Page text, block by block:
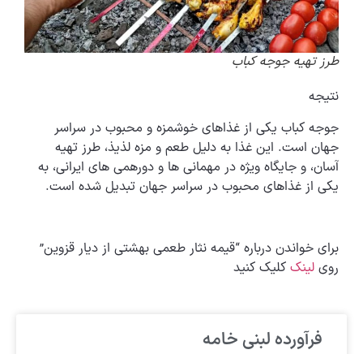
طرز تهیه جوجه کباب
نتیجه
جوجه کباب یکی از غذاهای خوشمزه و محبوب در سراسر
جهان است. این غذا به دلیل طعم و مزه لذیذ، طرز تهیه
آسان، و جایگاه ویژه در مهمانی ها و دورهمی های ایرانی، به
یکی از غذاهای محبوب در سراسر جهان تبدیل شده است.
برای خواندن درباره “قیمه نثار طعمی بهشتی از دیار قزوین”
روی لینک کلیک کنید
فرآورده لبنی خامه